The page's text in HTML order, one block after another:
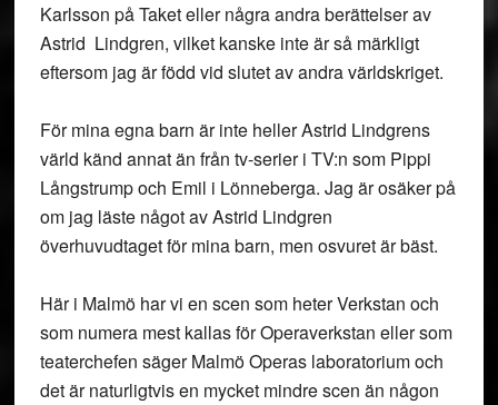
Karlsson på Taket eller några andra berättelser av
Astrid Lindgren, vilket kanske inte är så märkligt
eftersom jag är född vid slutet av andra världskriget.
För mina egna barn är inte heller Astrid Lindgrens
värld känd annat än från tv-serier i TV:n som Pippi
Långstrump och Emil i Lönneberga. Jag är osäker på
om jag läste något av Astrid Lindgren
överhuvudtaget för mina barn, men osvuret är bäst.
Här i Malmö har vi en scen som heter Verkstan och
som numera mest kallas för Operaverkstan eller som
teaterchefen säger Malmö Operas laboratorium och
det är naturligtvis en mycket mindre scen än någon